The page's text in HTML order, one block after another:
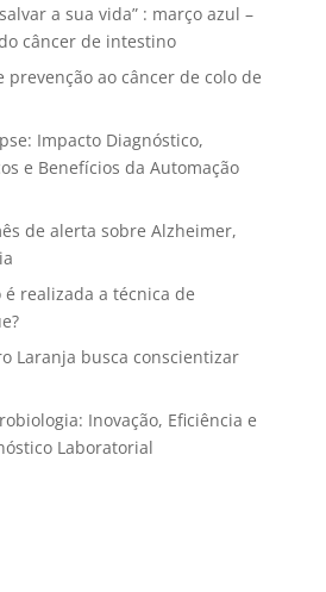
a sua vida” : março azul –
câncer de intestino
prevenção ao câncer de colo de
Impacto Diagnóstico,
e Benefícios da Automação
de alerta sobre Alzheimer,
é realizada a técnica de
Laranja busca conscientizar
Inovação, Eficiência e
Laboratorial